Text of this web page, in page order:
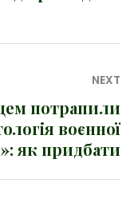
NEXT
потрапили
воєнної
як придбати